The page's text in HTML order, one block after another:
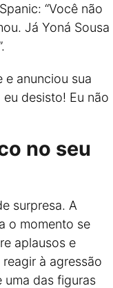
“Você não
Já Yoná Sousa
e anunciou sua
desisto! Eu não
no seu
surpresa. A
o momento se
aplausos e
à agressão
uma das figuras